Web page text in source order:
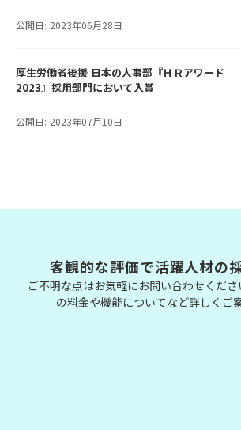
公開日: 2023年06月28日
厚生労働省後援 日本の人事部『ＨＲアワード
2023』採用部門において入賞
公開日: 2023年07月10日
客観的な評価で活躍人材の
ご不明な点はお気軽にお問い合わせくだ
の料金や機能についてなど詳しくご